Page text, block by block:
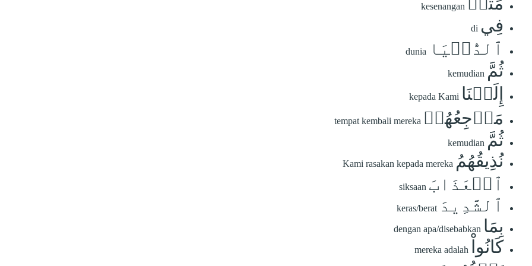
kesenangan
فِي di
ٱلدُّنۡيَا dunia
ثُمَّ kemudian
إِلَيۡنَا kepada Kami
مَرۡجِعُهُمۡ tempat kembali mereka
ثُمَّ kemudian
نُذِيقُهُمُ Kami rasakan kepada mereka
ٱلۡعَذَابَ siksaan
ٱلشَّدِيدَ keras/berat
بِمَا dengan apa/disebabkan
كَانُواْ mereka adalah